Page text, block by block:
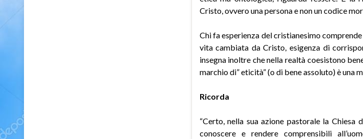
Cristo, ovvero una persona e non un codice
Chi fa esperienza del cristianesimo
vita cambiata da Cristo, esigenza di
insegna inoltre che nella realtà coesistono
marchio di” eticità” (o di bene assoluto) è una
Ricorda
“Certo, nella sua azione pastorale la
conoscere e rendere comprensibili